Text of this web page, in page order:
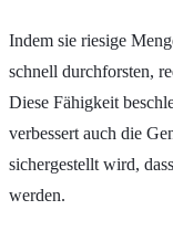
Indem sie riesige
schnell durchforsten,
Diese Fähigkeit
verbessert auch die
sichergestellt wird,
werden.